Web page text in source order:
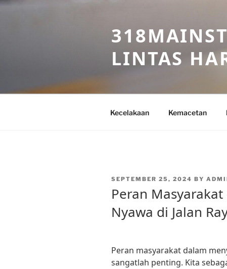
Skip
LINTAS
Kecelakaan Kemacetan
POSTED
SEPTEMBER 25, 2024 BY
Peran
Nyawa di Jalan
Peran masyarakat dalam
sangatlah penting. Kita